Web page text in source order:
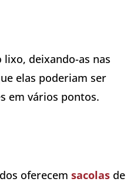
deixando-as nas
elas poderiam ser
em vários pontos.
oferecemsacolas de